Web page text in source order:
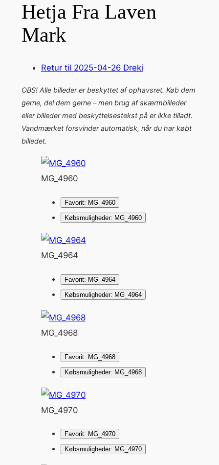
Hetja Fra Laven
Mark
Retur til 2025-04-26 Dreki
OBS! Alle billeder er beskyttet af ophavsret. Køb dem
gerne, del dem gerne – men brug af skærmbilleder
eller billeder med beskyttelsestekst på er ikke tilladt.
Vandmærket forsvinder automatisk, når du har købt
billedet.
MG_4960
Favorit: MG_4960
Købsmuligheder: MG_4960
MG_4964
Favorit: MG_4964
Købsmuligheder: MG_4964
MG_4968
Favorit: MG_4968
Købsmuligheder: MG_4968
MG_4970
Favorit: MG_4970
Købsmuligheder: MG_4970